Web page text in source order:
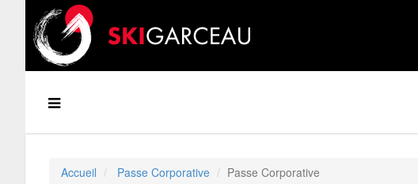
Accueil Passe Corporative Passe Corporative